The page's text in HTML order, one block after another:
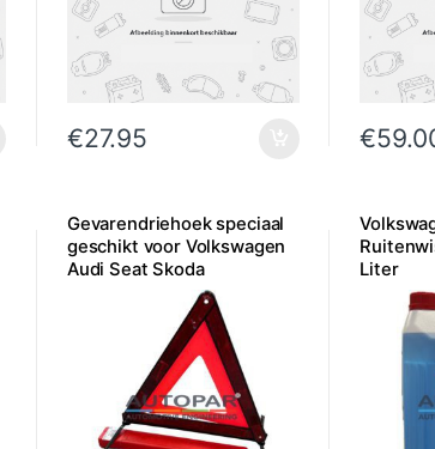
€27.95 €
Gevarendriehoek speciaal
geschikt voor Volkswagen
Audi Seat Skoda
Liter